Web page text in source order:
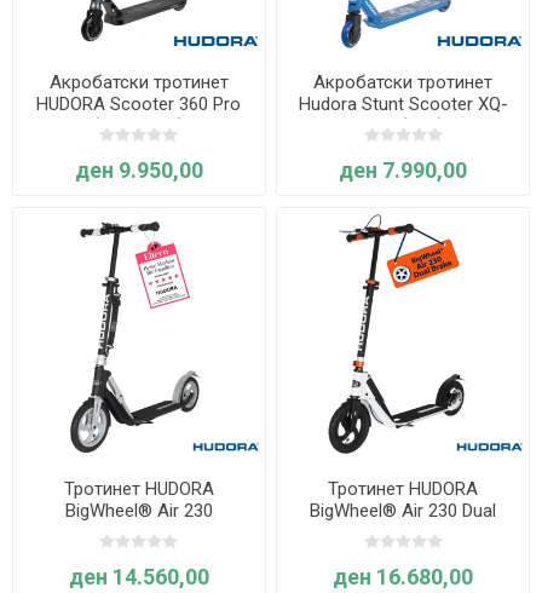
Акробатски тротинет
HUDORA Scooter 360 Pro
(Антрацит)
ден 9.950,00
Акробатски тротинет
Hudora Stunt Scooter XQ-
12.1 (Син)
ден 7.990,00
Тротинет HUDORA
BigWheel® Air 230
ден 14.560,00
Тротинет HUDORA
BigWheel® Air 230 Dual
Brake
ден 16.680,00